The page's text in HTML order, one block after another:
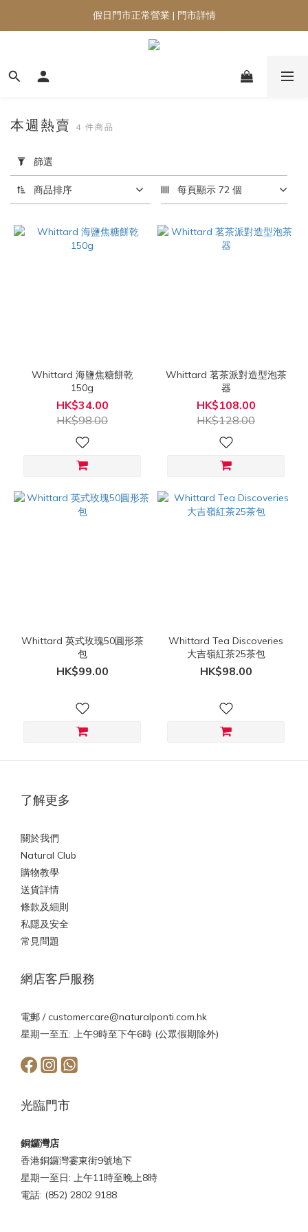
假日門市正常營業 | 門市詳情
用
篩
選
(0/20)
品
本週熱賣 4 件商品
篩選
商品排序 每頁顯示 72 個
Whittard 海鹽焦糖餅乾
150g
HK$34.00
HK$98.00
Whittard 茗茶派對造型泡茶
器
HK$108.00
HK$128.00
Whittard 英式玫瑰50圓形茶
包
HK$99.00
Whittard Tea Discoveries
大吉嶺紅茶25茶包
HK$98.00
了解更多
關於我們
Natural Club
購物教學
送貨詳情
條款及細則
私隱及安全
常見問題
網店客戶服務
電郵 /customercare@naturalponti.com.hk
星期一至五: 上午9時至下午6時 (公眾假期除外)
光臨門市
銅鑼灣店
香港銅鑼灣霎東街9號地下
星期一至日: 上午11時至晚上8時
電話: (852) 2802 9188